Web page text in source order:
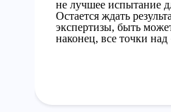
не лучшее испытание
Остается ждать
экспертизы, быть
наконец, все точки над